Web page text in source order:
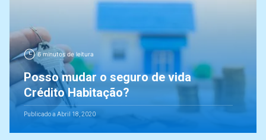
6 minutos de leitura
Posso mudar o seguro de vida
Crédito Habitação?
Publicado a Abril 18, 2020